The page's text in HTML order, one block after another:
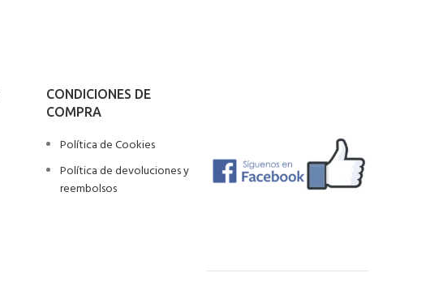
CONDICIONES DE
COMPRA
Política de Cookies
Política de devoluciones y
reembolsos